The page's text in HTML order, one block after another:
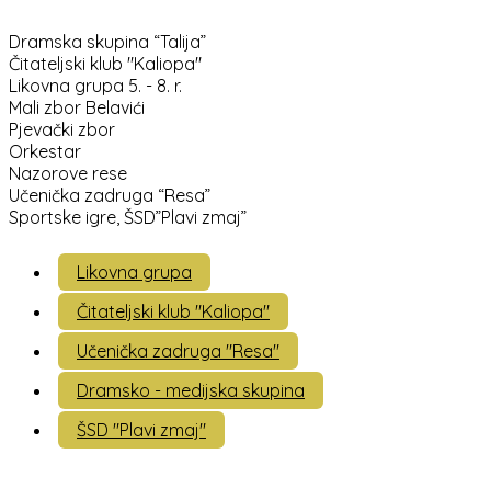
Dramska skupina “Talija”
Čitateljski klub "Kaliopa"
Likovna grupa 5. - 8. r.
Mali zbor Belavići
Pjevački zbor
Orkestar
Nazorove rese
Učenička zadruga “Resa”
Sportske igre, ŠSD”Plavi zmaj”
Likovna grupa
Čitateljski klub "Kaliopa"
Učenička zadruga "Resa"
Dramsko - medijska skupina
ŠSD "Plavi zmaj"